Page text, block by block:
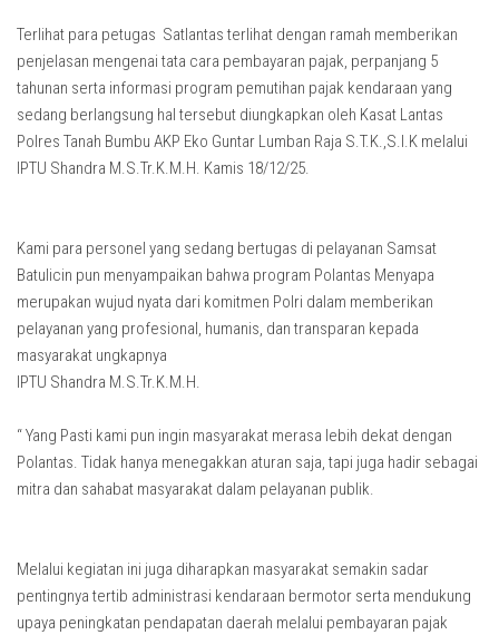
Terlihat para petugas Satlantas terlihat dengan ramah memberikan
penjelasan mengenai tata cara pembayaran pajak, perpanjang 5
tahunan serta informasi program pemutihan pajak kendaraan yang
sedang berlangsung hal tersebut diungkapkan oleh Kasat Lantas
Polres Tanah Bumbu AKP Eko Guntar Lumban Raja S.T.K.,S.I.K melalui
IPTU Shandra M.S.Tr.K.M.H. Kamis 18/12/25.
Kami para personel yang sedang bertugas di pelayanan Samsat
Batulicin pun menyampaikan bahwa program Polantas Menyapa
merupakan wujud nyata dari komitmen Polri dalam memberikan
pelayanan yang profesional, humanis, dan transparan kepada
masyarakat ungkapnya
IPTU Shandra M.S.Tr.K.M.H.
“ Yang Pasti kami pun ingin masyarakat merasa lebih dekat dengan
Polantas. Tidak hanya menegakkan aturan saja, tapi juga hadir sebagai
mitra dan sahabat masyarakat dalam pelayanan publik.
Melalui kegiatan ini juga diharapkan masyarakat semakin sadar
pentingnya tertib administrasi kendaraan bermotor serta mendukung
upaya peningkatan pendapatan daerah melalui pembayaran pajak